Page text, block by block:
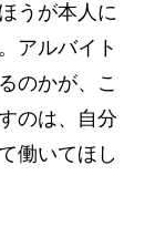
うが本人に
アルバイト
のかが、こ
のは、自分
働いてほし